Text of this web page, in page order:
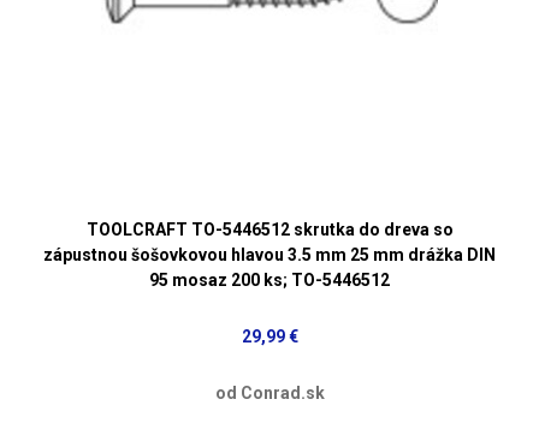
TOOLCRAFT TO-5446512 skrutka do dreva so
zápustnou šošovkovou hlavou 3.5 mm 25 mm drážka DIN
95 mosaz 200 ks; TO-5446512
29,99 €
od Conrad.sk